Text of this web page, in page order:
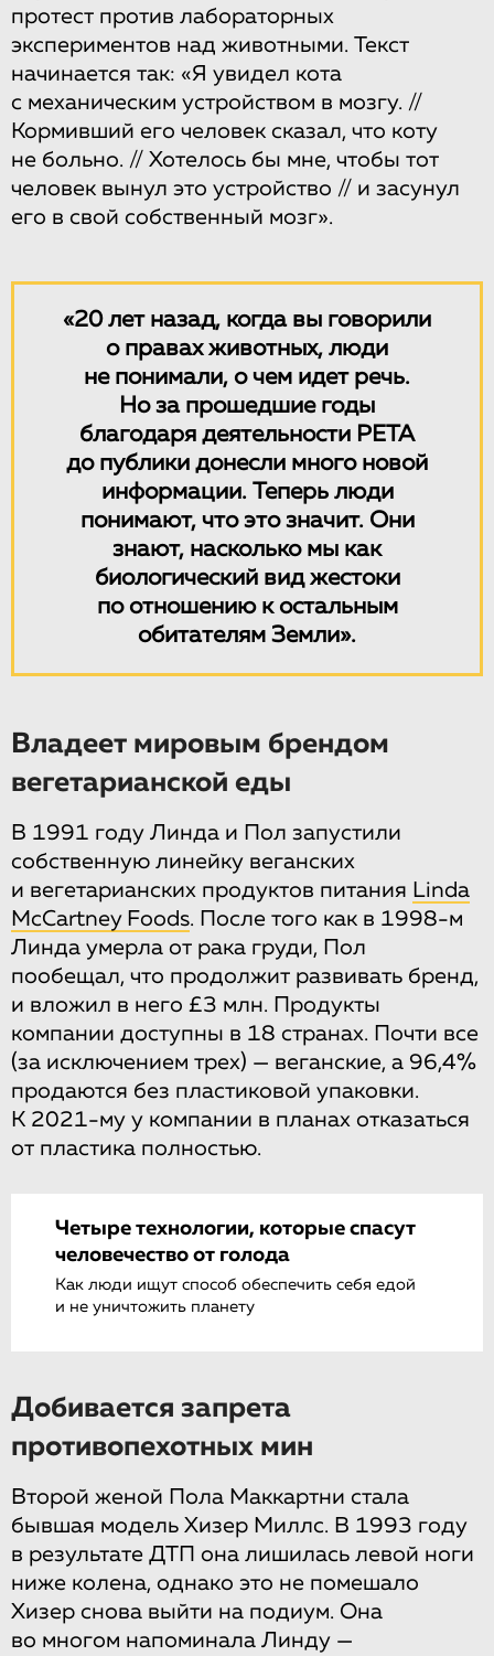
протест против лабораторных
экспериментов над животными. Текст
начинается так: «Я увидел кота
с механическим устройством в мозгу. //
Кормивший его человек сказал, что коту
не больно. // Хотелось бы мне, чтобы тот
человек вынул это устройство // и засунул
его в свой собственный мозг».
«20 лет назад, когда вы говорили
о правах животных, люди
не понимали, о чем идет речь.
Но за прошедшие годы
благодаря деятельности PETA
до публики донесли много новой
информации. Теперь люди
понимают, что это значит. Они
знают, насколько мы как
биологический вид жестоки
по отношению к остальным
обитателям Земли».
Владеет мировым брендом
вегетарианской еды
В 1991 году Линда и Пол запустили
собственную линейку веганских
и вегетарианских продуктов питания Linda
McCartney Foods. После того как в 1998-м
Линда умерла от рака груди, Пол
пообещал, что продолжит развивать бренд,
и вложил в него £3 млн. Продукты
компании доступны в 18 странах. Почти все
(за исключением трех) — веганские, а 96,4%
продаются без пластиковой упаковки.
К 2021-му у компании в планах отказаться
от пластика полностью.
Четыре технологии, которые спасут
человечество от голода
Как люди ищут способ обеспечить себя едой
и не уничтожить планету
Добивается запрета
противопехотных мин
Второй женой Пола Маккартни стала
бывшая модель Хизер Миллс. В 1993 году
в результате ДТП она лишилась левой ноги
ниже колена, однако это не помешало
Хизер снова выйти на подиум. Она
во многом напоминала Линду —